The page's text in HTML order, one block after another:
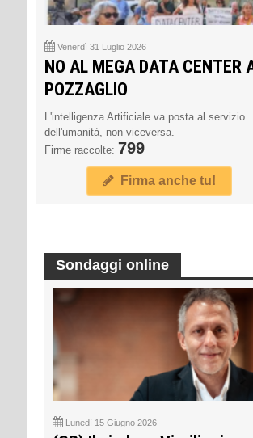
Venerdì 31 Luglio 2026
NO AL MEGA DATA CENTER
POZZAGLIO
L'intelligenza Artificiale va posta al servizio
dell'umanità, non viceversa.
Firme raccolte: 799
Firma anche tu!
Sondaggi online
Lunedì 15 Giugno 2026